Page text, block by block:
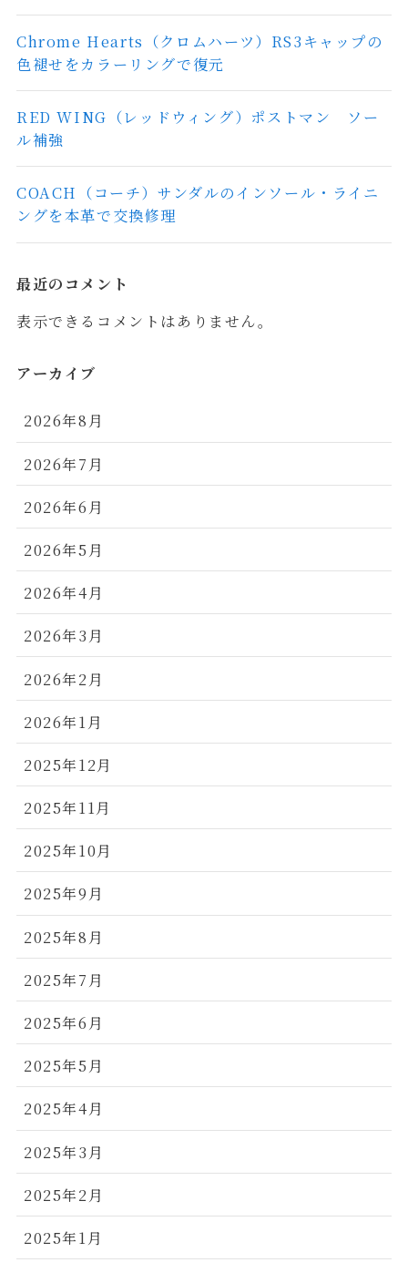
Chrome Hearts（クロムハーツ）RS3キャップの
色褪せをカラーリングで復元
RED WING（レッドウィング）ポストマン ソー
ル補強
COACH（コーチ）サンダルのインソール・ライニ
ングを本革で交換修理
最近のコメント
表示できるコメントはありません。
アーカイブ
2026年8月
2026年7月
2026年6月
2026年5月
2026年4月
2026年3月
2026年2月
2026年1月
2025年12月
2025年11月
2025年10月
2025年9月
2025年8月
2025年7月
2025年6月
2025年5月
2025年4月
2025年3月
2025年2月
2025年1月